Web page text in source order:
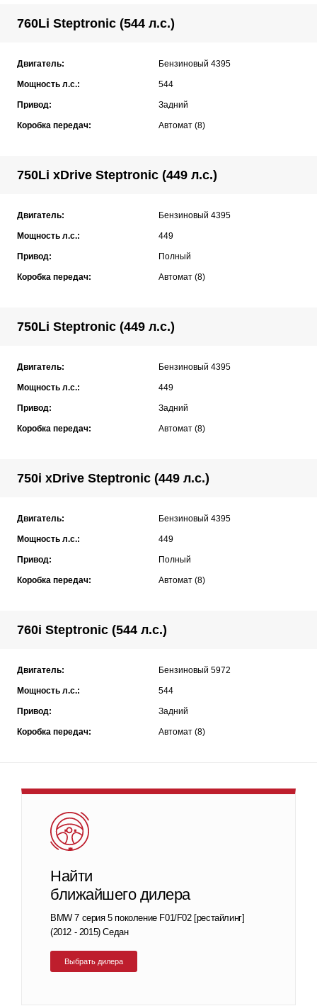
760Li Steptronic (544 л.с.)
Двигатель: Бензиновый 4395
Мощность л.с.: 544
Привод: Задний
Коробка передач: Автомат (8)
750Li xDrive Steptronic (449 л.с.)
Двигатель: Бензиновый 4395
Мощность л.с.: 449
Привод: Полный
Коробка передач: Автомат (8)
750Li Steptronic (449 л.с.)
Двигатель: Бензиновый 4395
Мощность л.с.: 449
Привод: Задний
Коробка передач: Автомат (8)
750i xDrive Steptronic (449 л.с.)
Двигатель: Бензиновый 4395
Мощность л.с.: 449
Привод: Полный
Коробка передач: Автомат (8)
760i Steptronic (544 л.с.)
Двигатель: Бензиновый 5972
Мощность л.с.: 544
Привод: Задний
Коробка передач: Автомат (8)
Найти
ближайшего дилера
BMW 7 серия 5 поколение F01/F02 [рестайлинг]
(2012 - 2015) Седан
Выбрать дилера